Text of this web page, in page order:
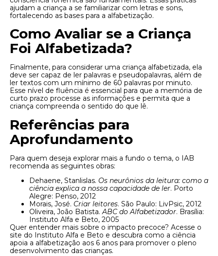
ajudam a criança a se familiarizar com letras e sons,
fortalecendo as bases para a alfabetização.
Como Avaliar se a Criança
Foi Alfabetizada?
Finalmente, para considerar uma criança alfabetizada, ela
deve ser capaz de ler palavras e pseudopalavras, além de
ler textos com um mínimo de 60 palavras por minuto.
Esse nível de fluência é essencial para que a memória de
curto prazo processe as informações e permita que a
criança compreenda o sentido do que lê.
Referências para
Aprofundamento
Para quem deseja explorar mais a fundo o tema, o IAB
recomenda as seguintes obras:
Dehaene, Stanlislas. Os neurônios da leitura: como a
ciência explica a nossa capacidade de ler. Porto
Alegre: Penso, 2012
Morais, José. Criar leitores. São Paulo: LivPsic, 2012
Oliveira, João Batista.ABC do Alfabetizador. Brasília:
Instituto Alfa e Beto, 2005
Quer entender mais sobre o impacto precoce? Acesse o
site do Instituto Alfa e Beto e descubra como a ciência
apoia a alfabetização aos 6 anos para promover o pleno
desenvolvimento das crianças.